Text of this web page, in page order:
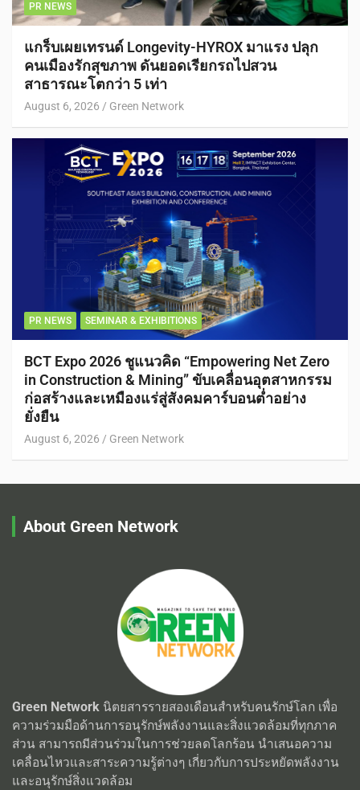
PR NEWS
แกร็บเผยเทรนด์ Longevity-HYROX มาแรง ปลุก
คนเมืองรักสุขภาพ ดันยอดเรียกรถไปสวน
สาธารณะโตกว่า 5 เท่า
August 6, 2026 Green Network
PR NEWS SEMINAR & EXHIBITIONS
BCT Expo 2026 ชูแนวคิด “Empowering Net Zero
in Construction & Mining” ขับเคลื่อนอุตสาหกรรม
ก่อสร้างและเหมืองแร่สู่สังคมคาร์บอนต่ำอย่าง
ยั่งยืน
August 6, 2026 Green Network
About Green Network
Green Network นิตยสารรายสองเดือนสำหรับคนรักษ์โลก เพื่อ
ความร่วมมือด้านการอนุรักษ์พลังงานและสิ่งแวดล้อมที่ทุกภาค
ส่วน สามารถมีส่วนร่วมในการช่วยลดโลกร้อน นำเสนอความ
เคลื่อนไหวและสาระความรู้ต่างๆ เกี่ยวกับการประหยัดพลังงาน
และอนุรักษ์สิ่งแวดล้อม